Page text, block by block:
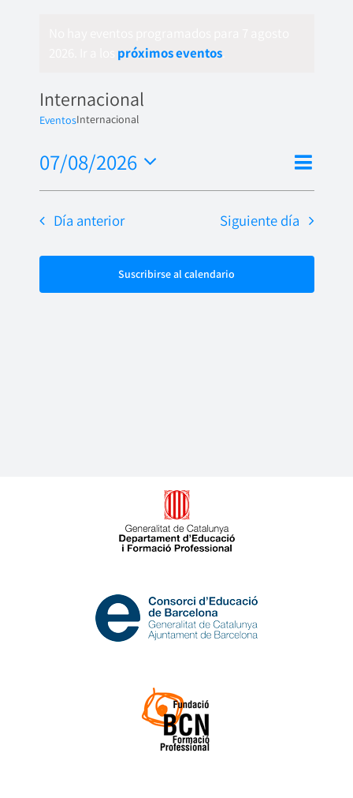
próximos eventos.
Internacional
EventosInternacional
vistas
de
vistas
Día
07/08/2026
Seleccionar
fecha.
Día anterior Siguiente día
Suscribirse al calendario